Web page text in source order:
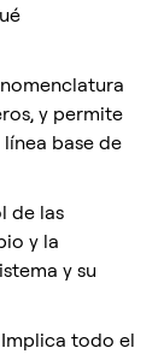
y permite
base de
de las
y la
y su
todo el